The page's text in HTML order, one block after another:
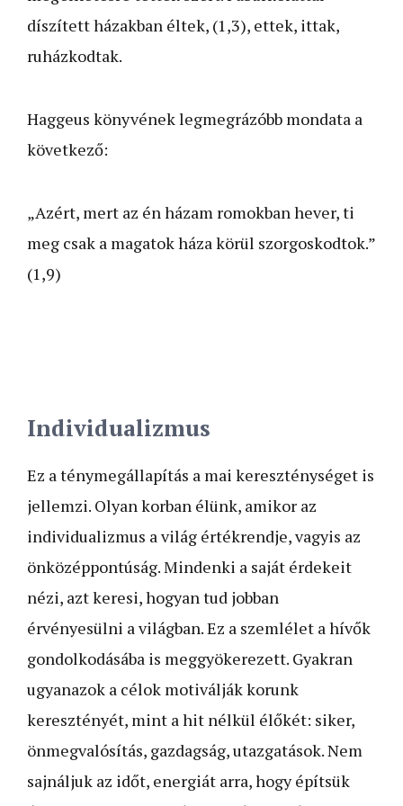
díszített házakban éltek, (1,3), ettek, ittak,
ruházkodtak.
Haggeus könyvének legmegrázóbb mondata a
következő:
„Azért, mert az én házam romokban hever, ti
meg csak a magatok háza körül szorgoskodtok.”
(1,9)
Individualizmus
Ez a ténymegállapítás a mai kereszténységet is
jellemzi. Olyan korban élünk, amikor az
individualizmus a világ értékrendje, vagyis az
önközéppontúság. Mindenki a saját érdekeit
nézi, azt keresi, hogyan tud jobban
érvényesülni a világban. Ez a szemlélet a hívők
gondolkodásába is meggyökerezett. Gyakran
ugyanazok a célok motiválják korunk
keresztényét, mint a hit nélkül élőkét: siker,
önmegvalósítás, gazdagság, utazgatások. Nem
sajnáljuk az időt, energiát arra, hogy építsük